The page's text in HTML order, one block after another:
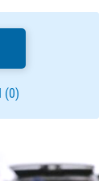
(0)